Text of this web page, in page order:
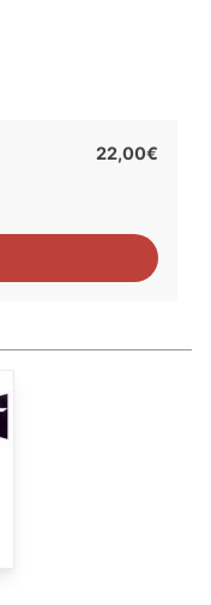
22,00€